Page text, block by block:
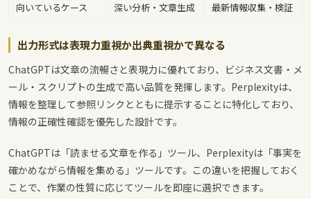
向いているケース
深い分析・文章生成 最新情報収集・検証
出力形式は表現力重視か出典重視かで異なる
ChatGPTは文章の流暢さと表現力に優れており、ビジネス文書・メ
ール・スクリプトの生成で高い品質を発揮します。Perplexityは、
情報を整理して参照リンクとともに提示することに特化しており、
情報の正確性確認を優先した設計です。
ChatGPTは「読ませる文章を作る」ツール、Perplexityは「事実を
確かめながら情報を集める」ツールです。この違いを把握しておく
ことで、作業の性質に応じてツールを即座に選択できます。